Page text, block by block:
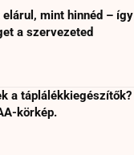
mint hinnéd – így
a szervezeted
a táplálékkiegészítők?
körkép.